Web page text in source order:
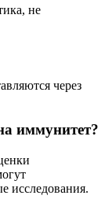
не
через
иммунитет?
исследования.